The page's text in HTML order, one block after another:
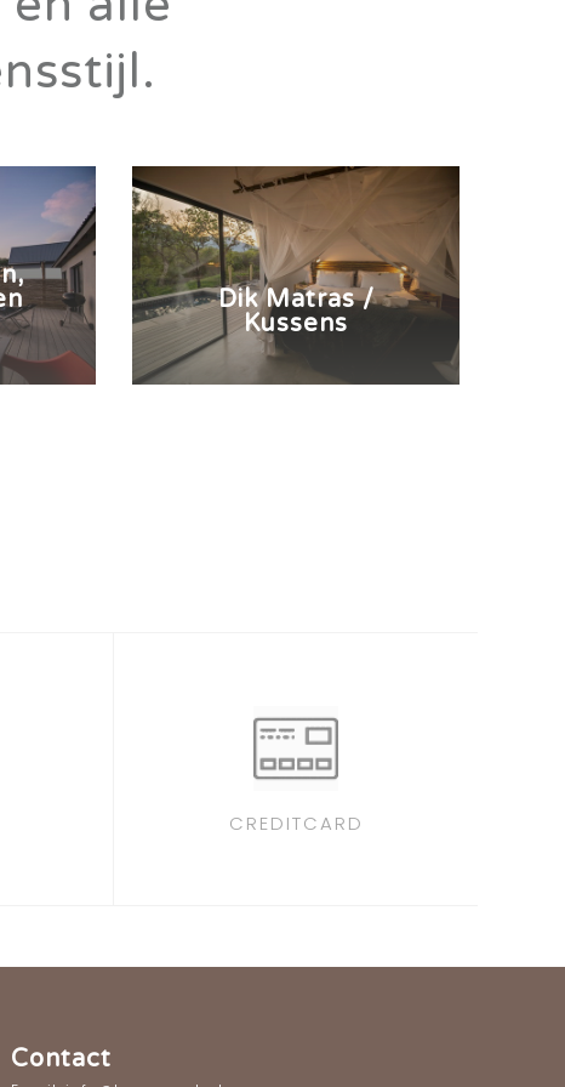
Dik Matras /
Kussens
CREDITCARD
Contact